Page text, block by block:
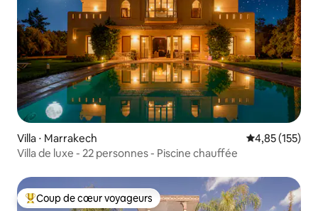
Villa ⋅ Marrakech Évaluation
4,85 (155)
Villa de luxe - 22 personnes - Piscine chauffée
Coups de cœur voyageurs les plus appréciés
Coup de cœur voyageurs